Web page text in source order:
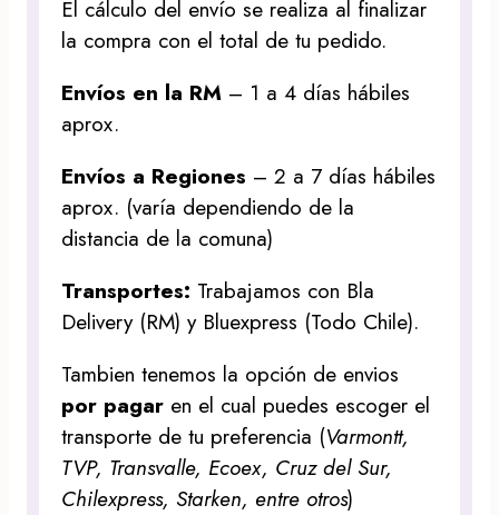
El cálculo del envío se realiza al finalizar
la compra con el total de tu pedido.
Envíos en la RM – 1 a 4 días hábiles
aprox.
Envíos a Regiones – 2 a 7 días hábiles
aprox. (varía dependiendo de la
distancia de la comuna)
Transportes: Trabajamos con Bla
Delivery (RM) y Bluexpress (Todo Chile).
Tambien tenemos la opción de envios
por pagar en el cual puedes escoger el
transporte de tu preferencia (Varmontt,
TVP, Transvalle, Ecoex, Cruz del Sur,
Chilexpress, Starken, entre otros)